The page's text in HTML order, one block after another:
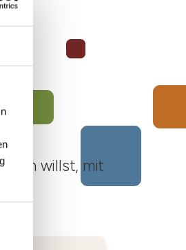
willst, mit